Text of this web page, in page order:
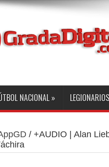
NACIONAL » LEGIONARIOS
/ +AUDIO | Alan